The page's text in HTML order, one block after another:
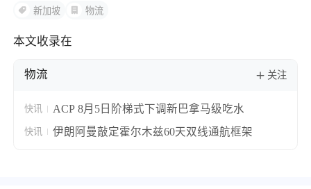
新加坡 物流
本文收录在
物流 关注
快讯 ACP 8月5日阶梯式下调新巴拿马级吃水
快讯 伊朗阿曼敲定霍尔木兹60天双线通航框架